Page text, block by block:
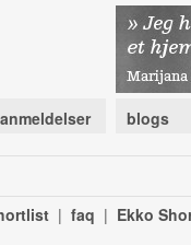
anmeldelser blogs
| faq | Ekko